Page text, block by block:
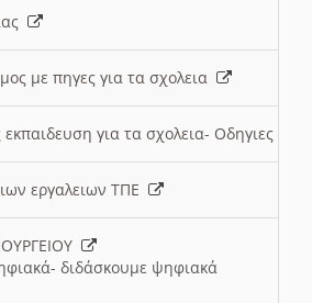
με πηγες για τα σχολεια
για τα σχολεια- Οδηγιες
εργαλειων ΤΠΕ
διδάσκουμε ψηφιακά